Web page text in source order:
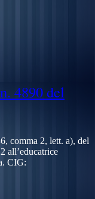
4890 del
comma 2, lett. a), del
all’educatrice
CIG: